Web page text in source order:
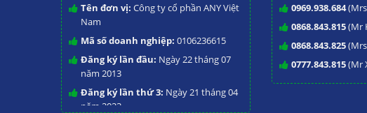
Tên đơn vị: Công ty cổ phần ANY Việt
Nam
Mã số doanh nghiệp: 0106236615
Đăng ký lần đầu: Ngày 22 tháng 07
năm 2013
Đăng ký lần thứ 3: Ngày 21 tháng 04
năm 2023
0969.938.684
0868.843.815(Mr
0868.843.825
0777.843.815(Mr